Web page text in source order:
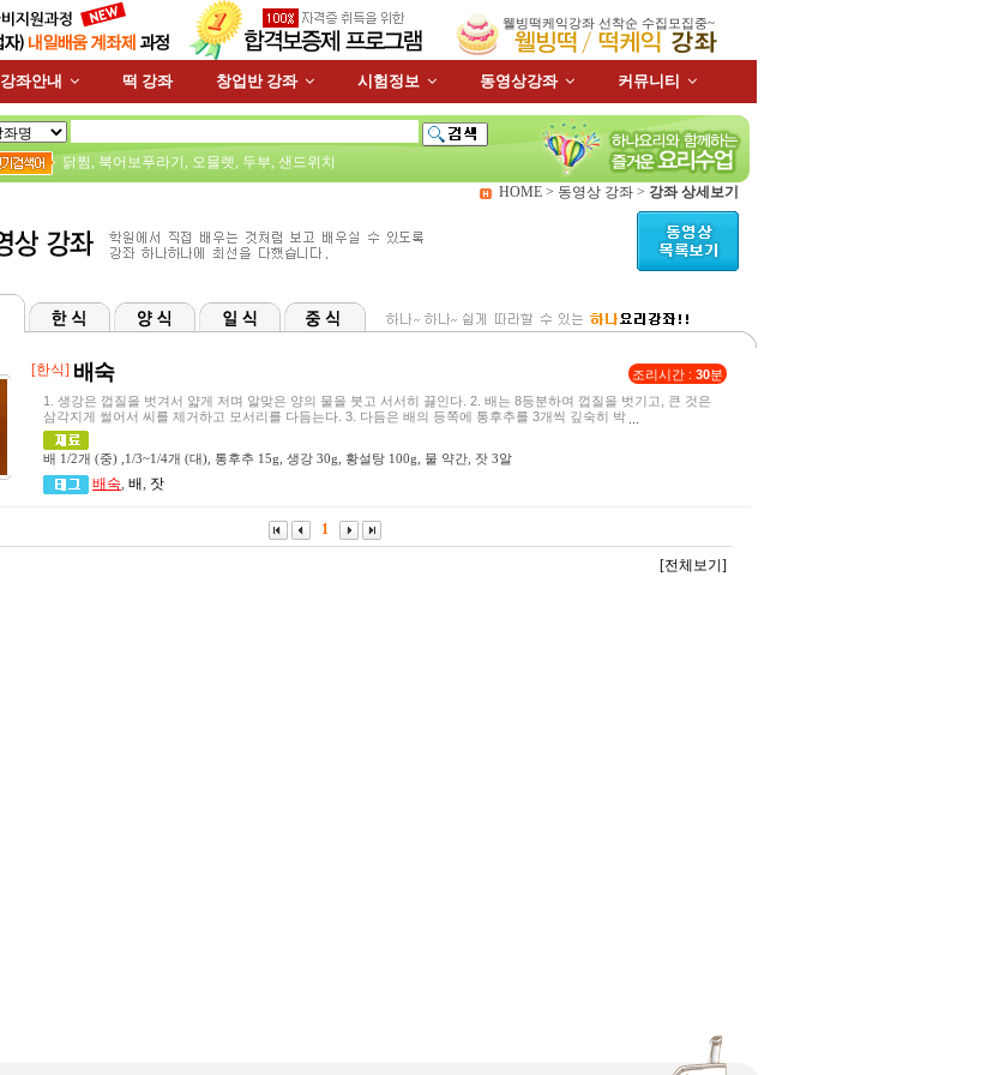
웰빙떡케익강좌 선착순 수집모집중~
강좌안내 떡 강좌 창업반 강좌 시험정보 동영상강좌 커뮤니티
닭찜 북어보푸라기 오믈렛 두부 샌드위치
HOME > 동영상 강좌 > 강좌 상세보기
[한식] 배숙 조리시간 : 30분
1. 생강은 껍질을 벗겨서 얇게 저며 알맞은 양의 물을 붓고 서서히 끓인다. 2. 배는 8등분하여 껍질을 벗기고, 큰 것은
삼각지게 썰어서 씨를 제거하고 모서리를 다듬는다. 3. 다듬은 배의 등쪽에 통후추를 3개씩 깊숙히 박
배 1/2개 (중) ,1/3~1/4개 (대), 통후추 15g, 생강 30g, 황설탕 100g, 물 약간, 잣 3알
배숙, 배, 잣
1
[전체보기]